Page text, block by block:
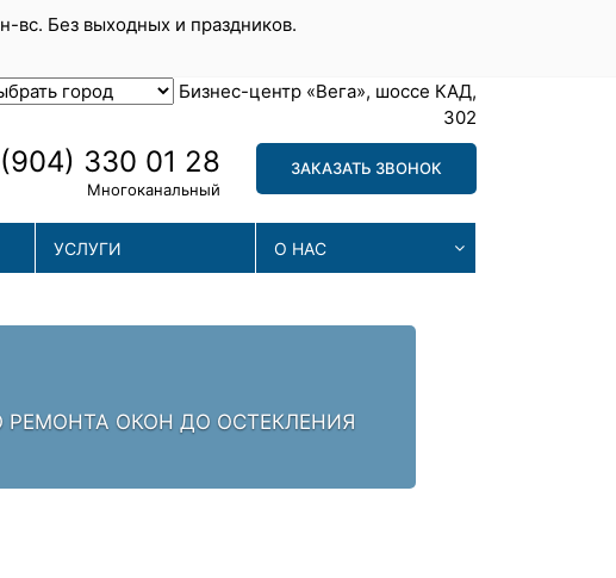
вс. Без выходных и праздников.
Бизнес-центр «Вега», шоссе КАД,
302
330 01 28
Многоканальный
ЗАКАЗАТЬ ЗВОНОК
УСЛУГИ О НАС
ОКОН ДО ОСТЕКЛЕНИЯ